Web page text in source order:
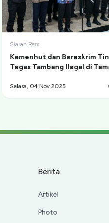
Siaran Pers
Kemenhut dan Bareskrim
Tegas Tambang Ilegal di
Selasa, 04 Nov 2025
Berita
Artikel
Photo